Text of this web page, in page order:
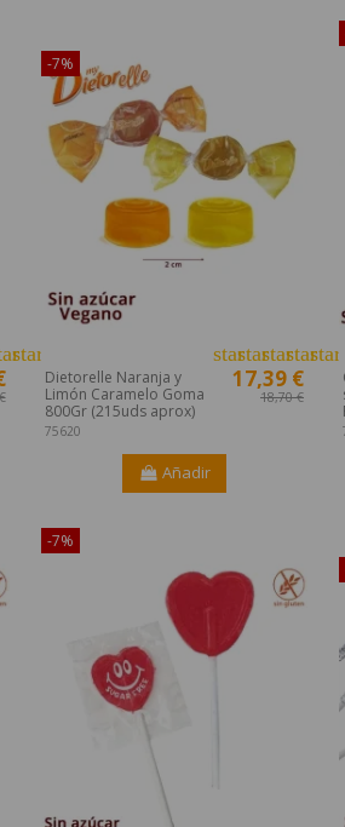
star
-7%
Dietorelle Naranja y
Limón Caramelo Goma
800Gr (215uds aprox)
75620
17,39 €
18,70 €
starstarstarstar
Añadir
-7%